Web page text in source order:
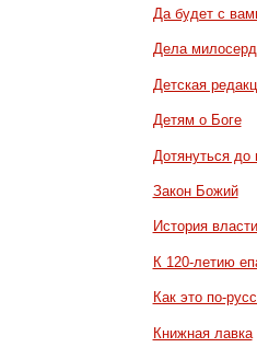
Да будет с
Дела
Детская
Детям о Боге
Дотянуться до
Закон Божий
История власти
К 120-летию
Как это по-
Книжная лавка